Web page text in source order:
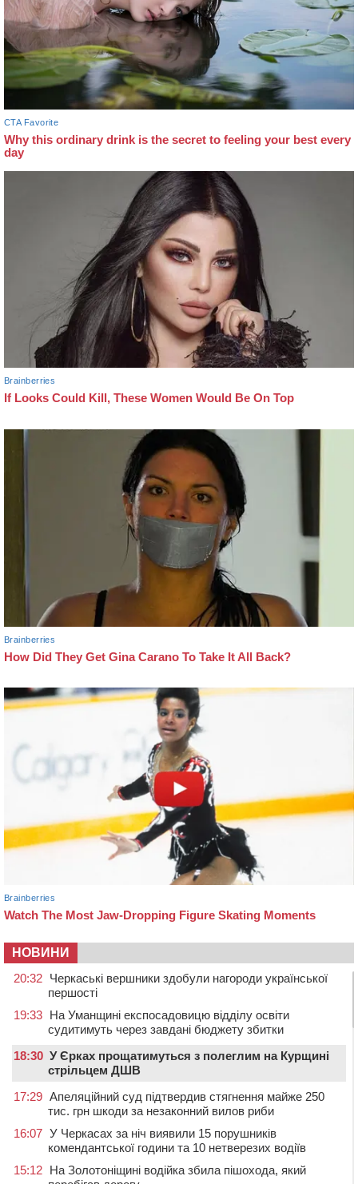
НОВИНИ
20:32 Черкаські вершники здобули нагороди української
першості
19:33 На Уманщині експосадовицю відділу освіти
судитимуть через завдані бюджету збитки
18:30 У Єрках прощатимуться з полеглим на Курщині
стрільцем ДШВ
17:29 Апеляційний суд підтвердив стягнення майже 250
тис. грн шкоди за незаконний вилов риби
16:07 У Черкасах за ніч виявили 15 порушників
комендантської години та 10 нетверезих водіїв
15:12 На Золотоніщині водійка збила пішохода, який